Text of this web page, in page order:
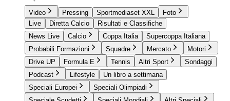
Video Pressing Sportmediaset XXL
Foto
Live
Diretta Calcio
Risultati e Classifiche
News Live
Calcio Coppa Italia
Supercoppa Italiana
Probabili Formazioni
Squadre Mercato
Motori
Drive UP
Formula E Tennis Altri Sport
Sondaggi
Podcast
Lifestyle
Un libro a settimana
Speciali Europei
Speciali Olimpiadi